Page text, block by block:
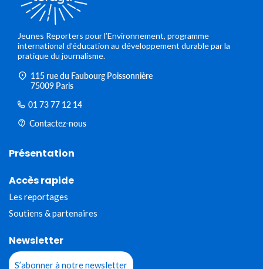
Jeunes Reporters pour l’Environnement, programme
international d’éducation au développement durable par la
pratique du journalisme.
115 rue du Faubourg Poissonnière
75009 Paris
01 73 77 12 14
Contactez-nous
Présentation
Accès rapide
Les reportages
Soutiens & partenaires
Newsletter
S’abonner à notre newsletter